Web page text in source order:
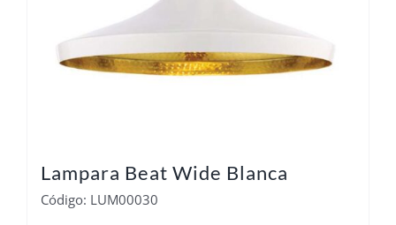
Lampara Beat Wide Blanca
Código: LUM00030